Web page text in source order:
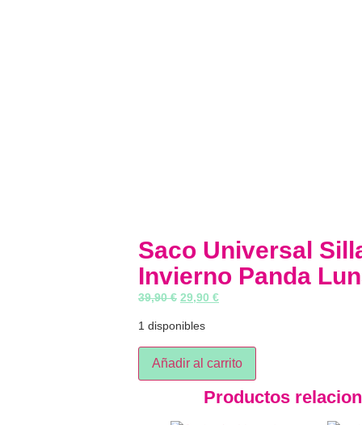
Saco Universal
Invierno Panda
39,90€ 29,90 €
1 disponibles
Añadir al carrito
Productos